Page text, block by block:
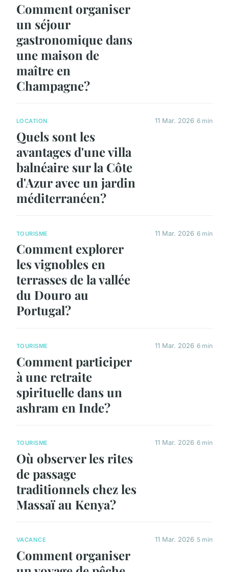
Comment organiser
un séjour
gastronomique dans
une maison de
maître en
Champagne?
LOCATION
Quels sont les
avantages d'une villa
balnéaire sur la Côte
d'Azur avec un jardin
méditerranéen?
11 Mar. 2026 6 min
TOURISME
Comment explorer
les vignobles en
terrasses de la vallée
du Douro au
Portugal?
11 Mar. 2026 6 min
TOURISME
Comment participer
à une retraite
spirituelle dans un
ashram en Inde?
11 Mar. 2026 6 min
TOURISME
Où observer les rites
de passage
traditionnels chez les
Massaï au Kenya?
11 Mar. 2026 6 min
VACANCE
Comment organiser
11 Mar. 2026 5 min